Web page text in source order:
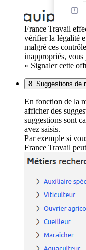
France Travail
vérifier la légalité
malgré ces
inappropriés, vous
« Signaler cette
8. Suggestions de
En fonction de la
afficher des
suggestions sont
avez saisis.
Par exemple si
France Travail